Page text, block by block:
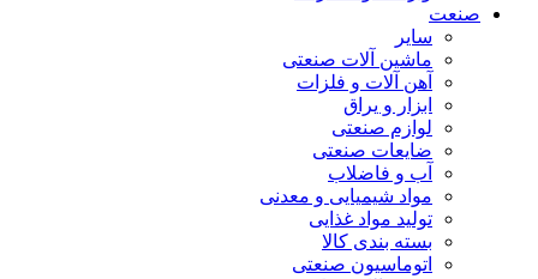
صنعت
سایر
ماشین آلات صنعتی
آهن آلات و فلزات
ابزار و یراق
لوازم صنعتی
ضایعات صنعتی
آب و فاضلاب
مواد شیمیایی و معدنی
تولید مواد غذایی
بسته بندی کالا
اتوماسیون صنعتی